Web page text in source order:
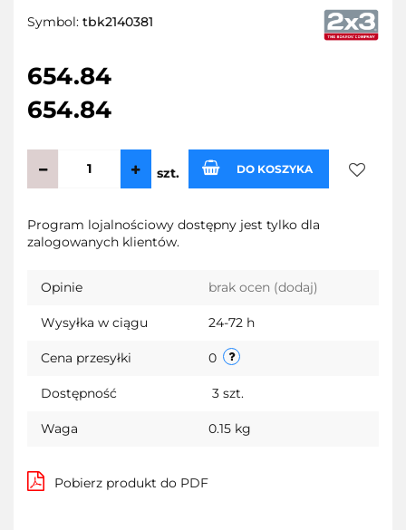
Symbol: tbk2140381
654.84
654.84
szt. DO KOSZYKA
Program lojalnościowy dostępny jest tylko dla
zalogowanych klientów.
Opinie brak ocen (dodaj)
Wysyłka w ciągu 24-72 h
Cena przesyłki 0
Dostępność 3 szt.
Waga 0.15 kg
Pobierz produkt do PDF